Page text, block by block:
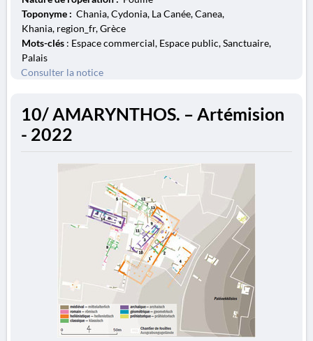
Toponyme : Chania, Cydonia, La Canée, Canea,
Khania, region_fr, Grèce
Mots-clés : Espace commercial, Espace public, Sanctuaire,
Palais
Consulter la notice
10/ AMARYNTHOS. – Artémision
- 2022